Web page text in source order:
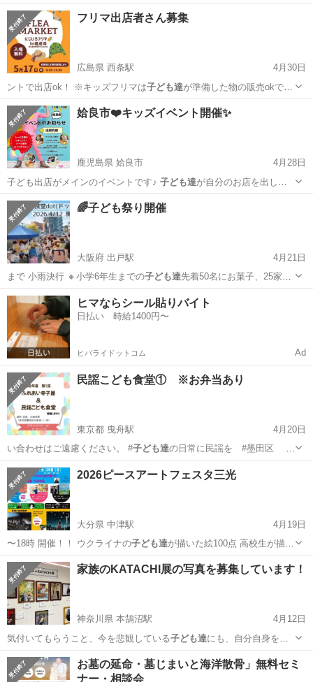
🙆（明らか…
広島 東広島市 西条駅 フリーマーケット
フリマ出店者さん募集
広島県 西条駅
4月30日
ントで出店ok！ ※キッズフリマは子ども達が準備した物の販売okです
🙆（明らか…
広島 東広島市 西条駅 フリーマーケット
姶良市❤️キッズイベント開催✨
鹿児島県 姶良市
4月28日
子ども出店がメインのイベントです♪ 子ども達が自分のお店を出し
て、商売を体験でき…
鹿児島 姶良市 フリーマーケット
🌈子ども祭り開催
大阪府 出戸駅
4月21日
まで 小雨決行 🔸小学6年生までの子ども達先着50名にお菓子、25家族
様にレト…
大阪 大阪市 出戸駅 地域/お祭り 子ども食堂
ヒマならシール貼りバイト
日払い 時給1400円〜
ヒバライドットコム Ad
民謡こども食堂① ※お弁当あり
東京都 曳舟駅
4月20日
い合わせはご遠慮ください。 #子ども達の日常に民謡を #墨田区 #
民謡…
東京 墨田区 曳舟駅 地域/お祭り 民謡
2026ピースアートフェスタ三光
大分県 中津駅
4月19日
〜18時 開催！！ ウクライナの子ども達が描いた絵100点 高校生が描い
た…
大分 中津市 中津駅 展示会 会場
家族のKATACHI展の写真を募集しています！
神奈川県 本鵠沼駅
4月12日
気付いてもらうこと、今を悲観している子ども達にも、自分自身を大
事にしてもらい未来…
神奈川 藤沢市 本鵠沼駅 地域/お祭り 写真展
お墓の延命・墓じまいと海洋散骨」無料セミ
ナー・相談会